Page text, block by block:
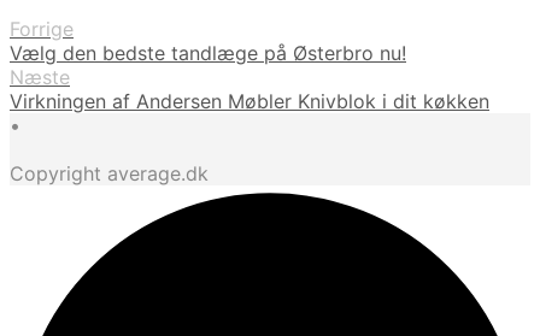
Forrige
Vælg den bedste tandlæge på Østerbro nu!
Næste
Virkningen af Andersen Møbler Knivblok i dit køkken
•
Copyright average.dk